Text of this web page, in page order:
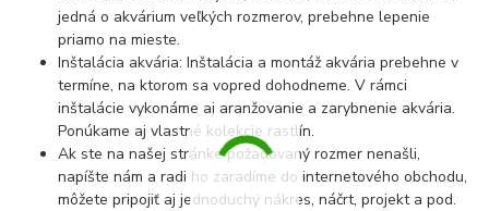
jedná o akvárium veľkých rozmerov, prebehne lepenie
priamo na mieste.
Inštalácia akvária: Inštalácia a montáž akvária prebehne v
termíne, na ktorom sa vopred dohodneme. V rámci
inštalácie vykonáme aj aranžovanie a zarybnenie akvária.
Ponúkame aj vlastné kolekcie rastlín.
Ak ste na našej stránke požadovaný rozmer nenašli,
napíšte nám a radi ho zaradíme do internetového obchodu,
môžete pripojiť aj jednoduchý nákres, náčrt, projekt a pod.